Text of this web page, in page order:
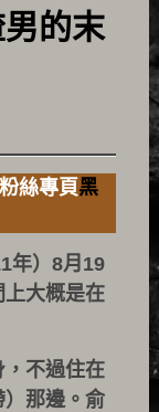
的末
絲專頁黑
年）8月19
上大概是在
不過住在
那邊。俞